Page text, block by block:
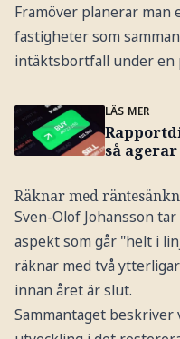
Framöver planerar man
fastigheter som
intäktsbortfall under en
LÄS MER
så
Räknar med
Sven-Olof Johansson
aspekt som går "helt i
räknar med två
innan året är slut.
Sammantaget beskriver